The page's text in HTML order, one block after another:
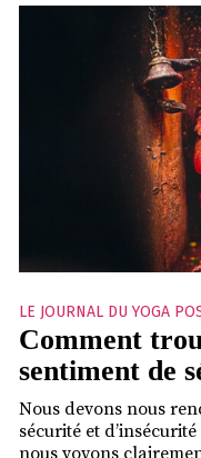
LE JOURNAL DU YOGA
Comment
sentiment de
Nous devons nous
sécurité et